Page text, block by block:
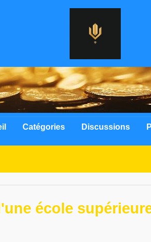
Catégories Discussions
école